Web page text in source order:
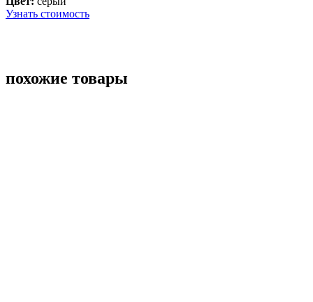
Узнать стоимость
похожие товары